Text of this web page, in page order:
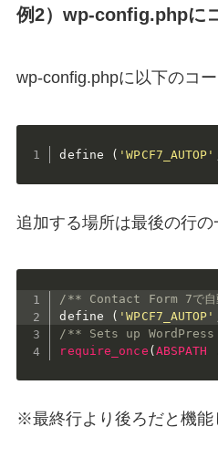
例2）wp-config.phpに
wp-config.phpに以下のコー
define ( 'WPCF7_AUTOP'
追加する場所は最後の行の
/** Contact Form 7で自
define
( 'WPCF7_AUTOP'
/** Sets up
require_once ( ABSPATH
※最終行より後ろだと機能